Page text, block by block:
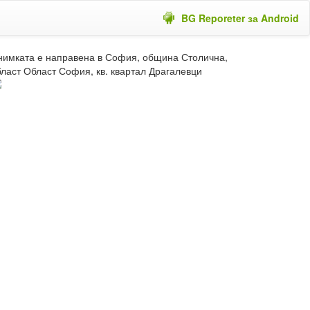
BG Reporeter за Android
е направена в София, община Столична,
Област София, кв. квартал Драгалевци